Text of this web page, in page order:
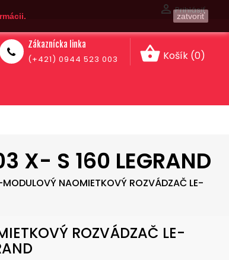
zatvoriť
 Prihlásiť
shopping_basket Košík (0)
Zákaznícka linka
(+421) 0944 523 003
X- S 160 LEGRAND
NAOMIETKOVÝ ROZVÁDZAČ LE-
ROZVÁDZAČ LE-